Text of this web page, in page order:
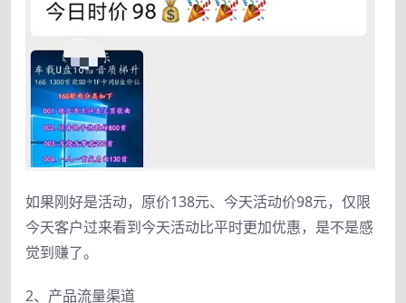
如果刚好是活动，原价138元、今天活动价98元，仅限
今天客户过来看到今天活动比平时更加优惠，是不是感
觉到赚了。
2、产品流量渠道